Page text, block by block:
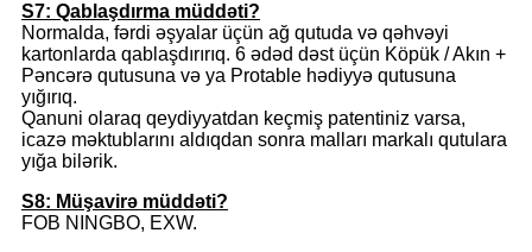
S7: Qablaşdırma müddəti?
Normalda, fərdi əşyalar üçün ağ qutuda və qəhvəyi
kartonlarda qablaşdırırıq. 6 ədəd dəst üçün Köpük / Akın +
Pəncərə qutusuna və ya Protable hədiyyə qutusuna
yığırıq.
Qanuni olaraq qeydiyyatdan keçmiş patentiniz varsa,
icazə məktublarını aldıqdan sonra malları markalı qutulara
yığa bilərik.
S8: Müşavirə müddəti?
FOB NINGBO, EXW.